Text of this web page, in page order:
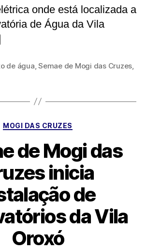
onde está localizada a
de Água da Vila
de água,Semae de Mogi das Cruzes,
Categorias
MOGI DAS CRUZES
de Mogi das
inicia
de
da Vila
Oroxó